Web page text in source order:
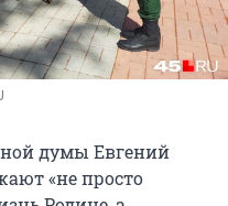
думы Евгений
«не просто